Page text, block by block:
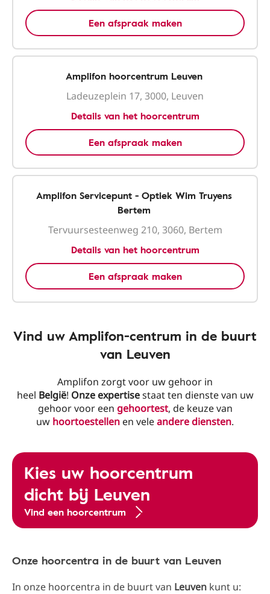
Een afspraak maken
Amplifon hoorcentrum Leuven
Ladeuzeplein 17, 3000, Leuven
Details van het hoorcentrum
Een afspraak maken
Amplifon Servicepunt - Optiek Wim Truyens
Bertem
Tervuursesteenweg 210, 3060, Bertem
Details van het hoorcentrum
Een afspraak maken
Vind uw Amplifon-centrum in de buurt
van Leuven
Amplifon zorgt voor uw gehoor in
heel België! Onze expertisestaat ten dienste van uw
gehoor voor een gehoortest, de keuze van
uw hoortoestellen en veleandere diensten.
Kies uw hoorcentrum
dicht bij Leuven
Vind een hoorcentrum
Onze hoorcentra in de buurt van Leuven
In onze hoorcentra in de buurt van Leuven kunt u: